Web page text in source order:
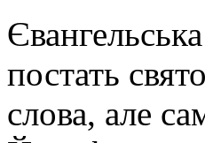
постать
слова, але